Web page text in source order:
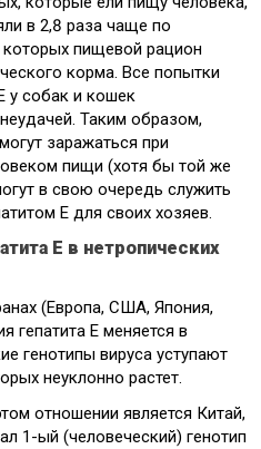
в 2,8 раза чаще по
пищевой рацион
корма. Все попытки
у собак и кошек
Таким образом,
заражаться при
пищи (хотя бы той же
в свою очередь служить
Е для своих хозяев.
Е в нетропических
(Европа, США, Япония,
гепатита Е меняется в
генотипы вируса уступают
неуклонно растет.
отношении является Китай,
1-ый (человеческий) генотип